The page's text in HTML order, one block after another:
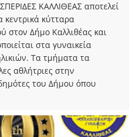
ΚΑΛΛΙΘΕΑΣ αποτελεί
κεντρικά κύτταρα
στον Δήμο Καλλιθέας και
στα γυναικεία
Τα τμήματα τα
αθλήτριες στην
του Δήμου όπου